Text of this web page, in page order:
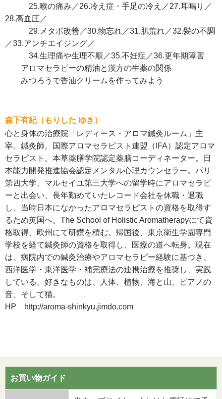
25.喉の痛み／26.冷え症・手足の冷え／27.耳鳴り／
28.高血圧／
29.メタボ改善／30.物忘れ／31.肌荒れ／32.髪の不調
／33.アンチエイジング／
34.生理痛や生理不順／35.不妊症／36.更年期障害
アロマセラピーの精油と漢方の生薬の関係
みつろうで香油クリームを作ってみよう
森下有紀（もりした ゆき）
心と身体の治療院「レディース・アロマ鍼灸ルーム」主
宰。鍼灸師。国際アロマセラピスト連盟（IFA）認定アロマ
セラピスト。本草薬膳学院認定薬膳コーディネーター。日
本能力開発推進協会認定メンタル心理カウンセラー。パリ
第四大学、マルセイユ第三大学への留学時にアロマセラピ
ーと出会い、長年勤めていたレコード会社を休職・退職
し、当時日本になかったアロマセラピストの資格を取得す
るため英国へ。The School of Holistic Aromatherapyにて資
格取得、欧州にて研鑽を積む。帰国後、東京衛生学園専門
学校を経て鍼灸師の資格を取得し、医療の道へ転身。現在
は、病院内での鍼灸治療やアロマセラピー経験に基づき、
西洋医学・東洋医学・補完療法の連携治療を推奨し、実践
している。好きなものは、人体、植物、海と山、ピアノの
音、そして猫。
HP http://aroma-shinkyu.jimdo.com
お買い物ガイド